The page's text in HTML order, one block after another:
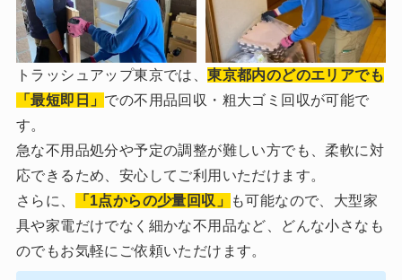
トラッシュアップ東京では、東京都内のどのエリアでも
「最短即日」 での不用品回収・粗大ゴミ回収が可能で
す。
急な不用品処分や予定の調整が難しい方でも、柔軟に対
応できるため、安心してご利用いただけます。
さらに、
「1点からの少量回収」
も可能なので、大型家
具や家電だけでなく細かな不用品など、どんな小さなも
のでもお気軽にご依頼いただけます。